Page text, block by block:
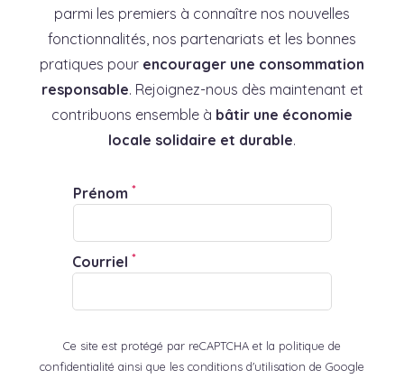
parmi les premiers à connaître nos nouvelles
fonctionnalités, nos partenariats et les bonnes
pratiques pour encourager une consommation
responsable. Rejoignez-nous dès maintenant et
contribuons ensemble à bâtir une économie
locale solidaire et durable.
Prénom *
Courriel *
Ce site est protégé par reCAPTCHA et la politique de
confidentialité ainsi que les conditions d'utilisation de Google